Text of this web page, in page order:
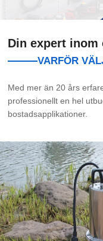
Din expert inom
VARFÖR
Med mer än 20 års
professionellt en hel
bostadsapplikationer.